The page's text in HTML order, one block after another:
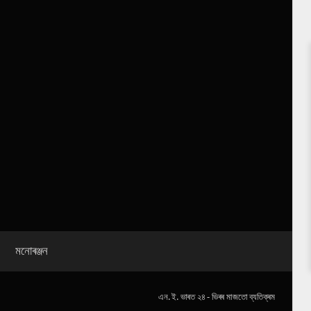
মনোৰঞ্জন
এন. ই. ভাৰত ২৪ - ভিৰৰ মাজতো ব্যতিক্ৰম